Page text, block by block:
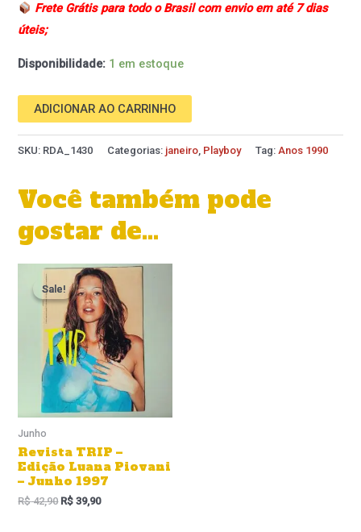
Frete Grátis para todo o Brasil com envio em até 7 dias
úteis;
Disponibilidade: 1 em estoque
ADICIONAR AO CARRINHO
SKU: RDA_1430 Categorias: janeiro Playboy Tag: Anos 1990
Você também pode
gostar de…
Sale!
Sale!
Junho
Revista TRIP –
Edição Luana Piovani
– Junho 1997
R$42,90
O
preço
original
era:
R$ 42,90.
R$ 39,90
O
preço
atual
é:
R$ 39,90.